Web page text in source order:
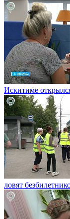
Искитиме
ловят